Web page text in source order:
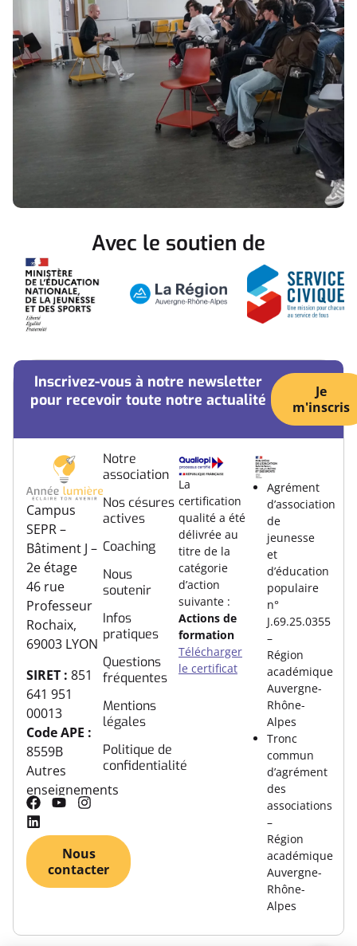
Avec le soutien de
Inscrivez-vous à notre newsletter
pour recevoir toute notre actualité
Je
m'inscris
Campus
SEPR –
Bâtiment J –
2e étage
46 rue
Professeur
Rochaix,
69003 LYON
SIRET : 851
641 951
00013
Code APE :
8559B
Autres
enseignements
Nous
contacter
Notre
association
Nos césures
actives
Coaching
Nous
soutenir
Infos
pratiques
Questions
fréquentes
Mentions
légales
Politique de
confidentialité
La
certification
qualité a été
délivrée au
titre de la
catégorie
d’action
suivante :
Actions de
formation
Télécharger
le certificat
Agrément
d’association
de
jeunesse
et
d’éducation
populaire
n°
J.69.25.0355
–
Région
académique
Auvergne-
Rhône-
Alpes
Tronc
commun
d’agrément
des
associations
–
Région
académique
Auvergne-
Rhône-
Alpes